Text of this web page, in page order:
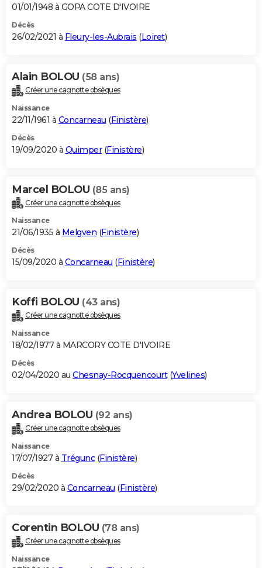
01/01/1948 à GOPA COTE D'IVOIRE
Décès
26/02/2021 à Fleury-les-Aubrais (Loiret)
Alain BOLOU (58 ans)
Créer une cagnotte obsèques
Naissance
22/11/1961 à Concarneau (Finistère)
Décès
19/09/2020 à Quimper(Finistère)
Marcel BOLOU (85 ans)
Créer une cagnotte obsèques
Naissance
21/06/1935 à Melgven (Finistère)
Décès
15/09/2020 à Concarneau (Finistère)
Koffi BOLOU (43 ans)
Créer une cagnotte obsèques
Naissance
18/02/1977 à MARCORY COTE D'IVOIRE
Décès
02/04/2020 au Chesnay-Rocquencourt(Yvelines)
Andrea BOLOU (92 ans)
Créer une cagnotte obsèques
Naissance
17/07/1927 à Trégunc(Finistère)
Décès
29/02/2020 à Concarneau (Finistère)
Corentin BOLOU (78 ans)
Créer une cagnotte obsèques
Naissance